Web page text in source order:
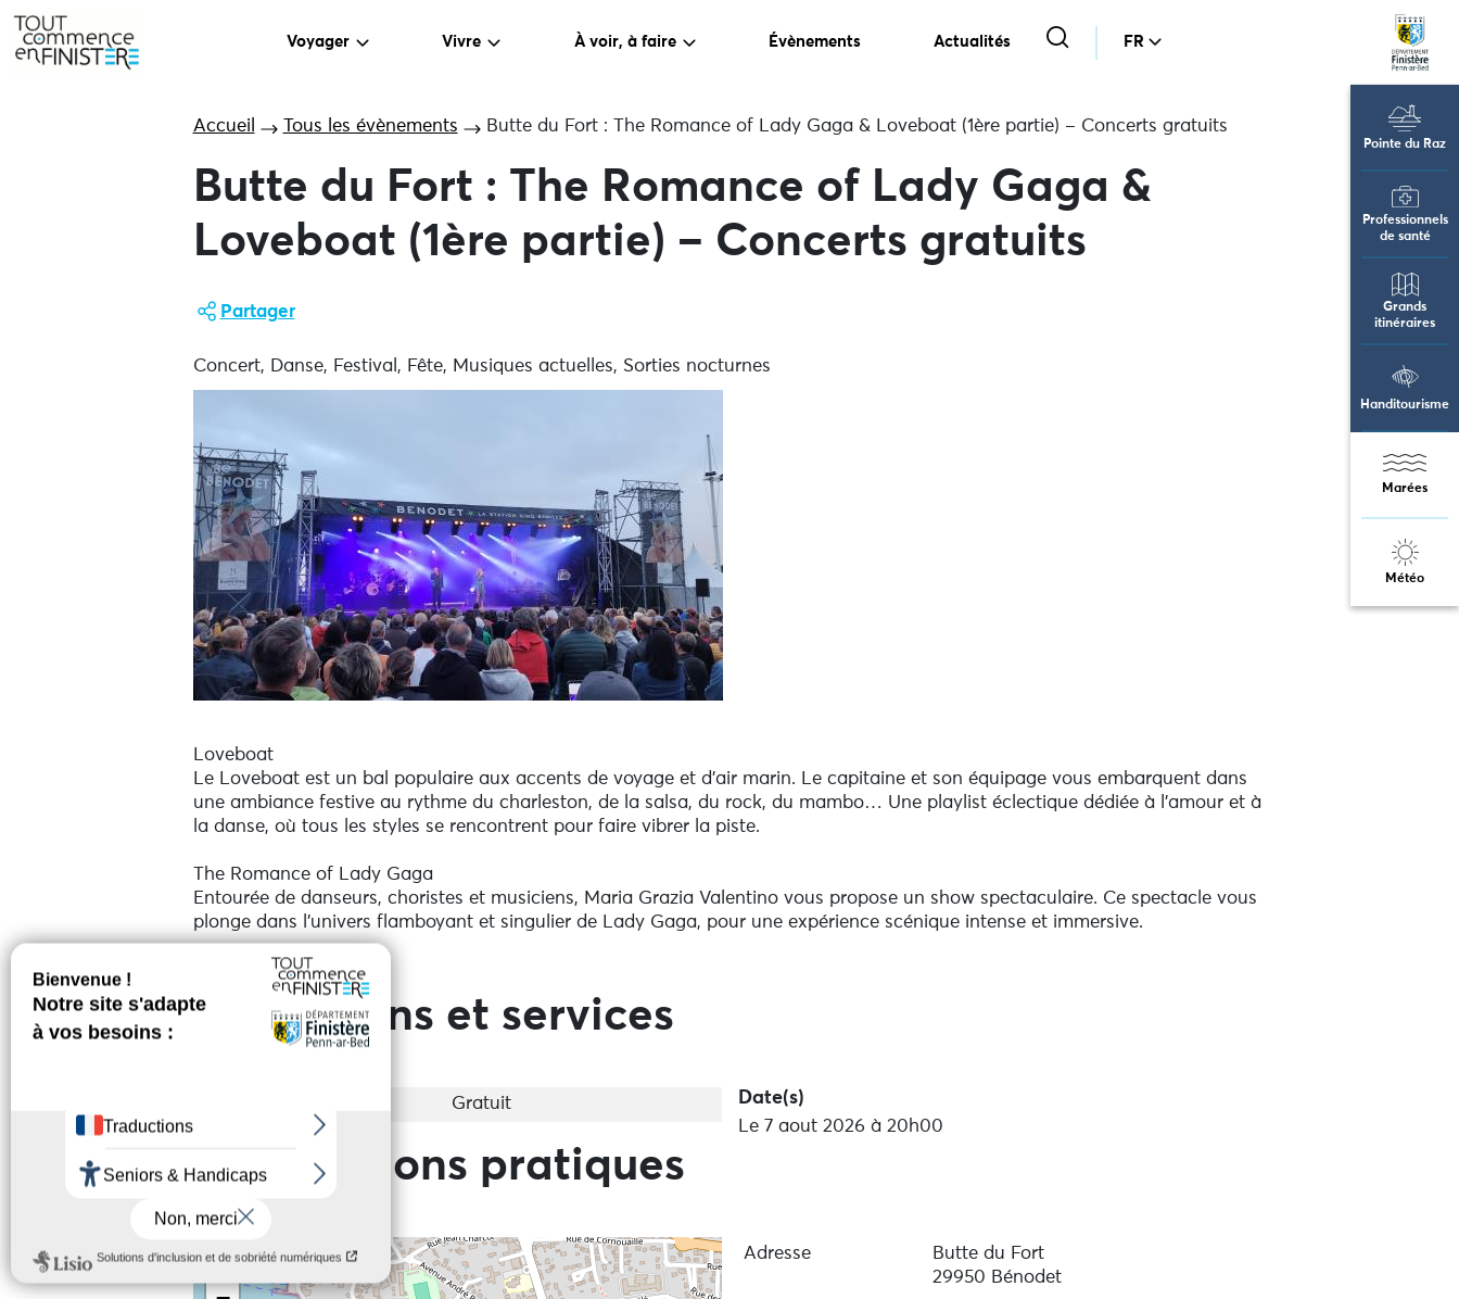
Voyager Vivre À voir, à faire Évènements Actualités FR
Pointe du Raz
Professionnels
de santé
Grands
itinéraires
Handitourisme
Marées
Météo
Accueil Tous les évènements Butte du Fort : The Romance of Lady Gaga & Loveboat (1ère partie) – Concerts gratuits
Butte du Fort : The Romance of Lady Gaga &
Loveboat (1ère partie) – Concerts gratuits
Partager
Concert, Danse, Festival, Fête, Musiques actuelles, Sorties nocturnes
Loveboat
Le Loveboat est un bal populaire aux accents de voyage et d’air marin. Le capitaine et son équipage vous embarquent dans
une ambiance festive au rythme du charleston, de la salsa, du rock, du mambo… Une playlist éclectique dédiée à l’amour et à
la danse, où tous les styles se rencontrent pour faire vibrer la piste.
The Romance of Lady Gaga
Entourée de danseurs, choristes et musiciens, Maria Grazia Valentino vous propose un show spectaculaire. Ce spectacle vous
plonge dans l’univers flamboyant et singulier de Lady Gaga, pour une expérience scénique intense et immersive.
Prestations et services
Gratuit Date(s)
Le 7 aout 2026 à 20h00
Informations pratiques
+
Adresse
Butte du Fort
29950 Bénodet